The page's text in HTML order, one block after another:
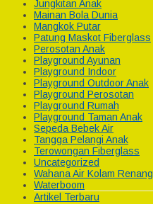
Jungkitan Anak
Mainan Bola Dunia
Mangkok Putar
Patung Maskot Fiberglass
Perosotan Anak
Playground Ayunan
Playground Indoor
Playground Outdoor Anak
Playground Perosotan
Playground Rumah
Playground Taman Anak
Sepeda Bebek Air
Tangga Pelangi Anak
Terowongan Fiberglass
Uncategorized
Wahana Air Kolam Renang
Waterboom
Artikel Terbaru